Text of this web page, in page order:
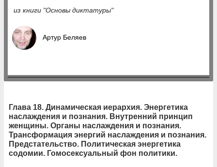
из книги "Основы диктатуры"
Артур Беляев
Глава 18. Динамическая иерархия. Энергетика
наслаждения и познания. Внутренний принцип
женщины. Органы наслаждения и познания.
Трансформация энергий наслаждения и познания.
Предстательство. Политическая энергетика
содомии. Гомосексуальный фон политики.